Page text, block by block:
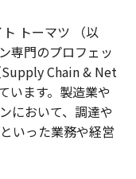
ト トーマツ （以
専門のプロフェッ
Chain & Net
います。製造業や
において、調達や
いった業務や経営